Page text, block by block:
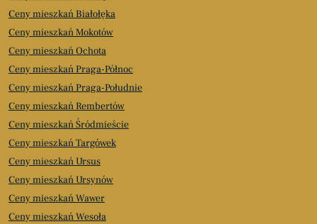
Ceny mieszkań Białołęka
Ceny mieszkań Mokotów
Ceny mieszkań Ochota
Ceny mieszkań Praga-Północ
Ceny mieszkań Praga-Południe
Ceny mieszkań Rembertów
Ceny mieszkań Śródmieście
Ceny mieszkań Targówek
Ceny mieszkań Ursus
Ceny mieszkań Ursynów
Ceny mieszkań Wawer
Ceny mieszkań Wesoła